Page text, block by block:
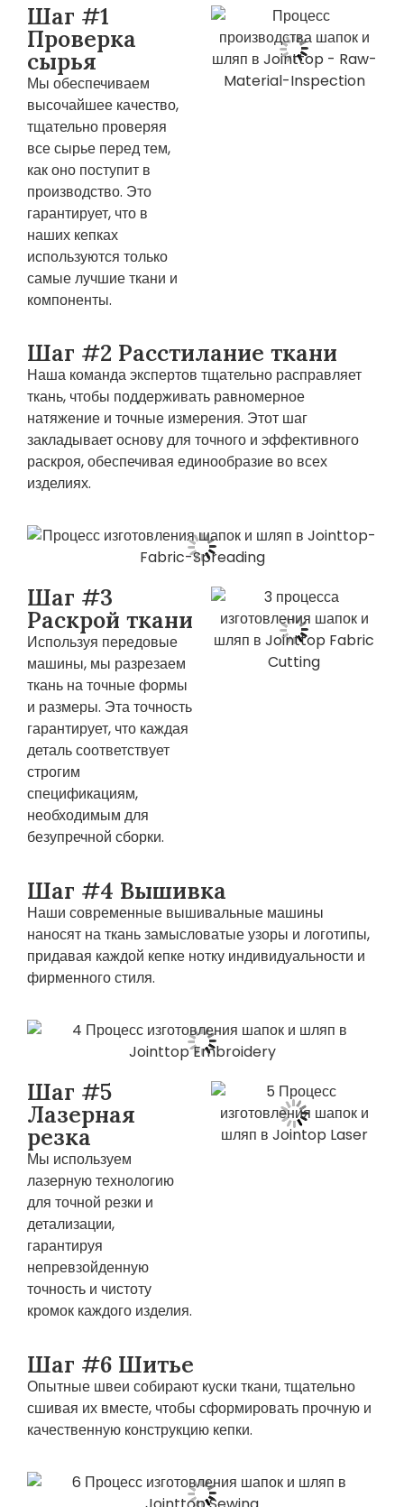
Шаг #1
Проверка
сырья
Мы обеспечиваем
высочайшее качество,
тщательно проверяя
все сырье перед тем,
как оно поступит в
производство. Это
гарантирует, что в
наших кепках
используются только
самые лучшие ткани и
компоненты.
Шаг #2 Расстилание ткани
Наша команда экспертов тщательно расправляет
ткань, чтобы поддерживать равномерное
натяжение и точные измерения. Этот шаг
закладывает основу для точного и эффективного
раскроя, обеспечивая единообразие во всех
изделиях.
Шаг #3
Раскрой ткани
Используя передовые
машины, мы разрезаем
ткань на точные формы
и размеры. Эта точность
гарантирует, что каждая
деталь соответствует
строгим
спецификациям,
необходимым для
безупречной сборки.
Шаг #4 Вышивка
Наши современные вышивальные машины
наносят на ткань замысловатые узоры и логотипы,
придавая каждой кепке нотку индивидуальности и
фирменного стиля.
Шаг #5
Лазерная
резка
Мы используем
лазерную технологию
для точной резки и
детализации,
гарантируя
непревзойденную
точность и чистоту
кромок каждого изделия.
Шаг #6 Шитье
Опытные швеи собирают куски ткани, тщательно
сшивая их вместе, чтобы сформировать прочную и
качественную конструкцию кепки.